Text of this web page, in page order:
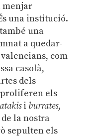
menjar
una institució.
una
a quedar-
com
casolà,
dels
els
i burrates,
la nostra
sepulten els